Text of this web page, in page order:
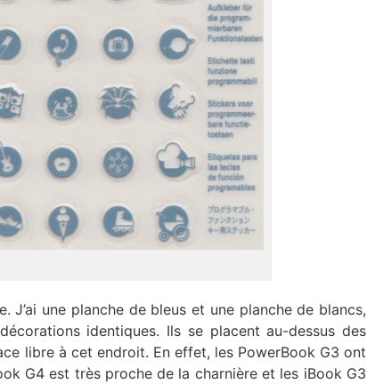
J’ai une planche de bleus et une planche de blancs,
identiques. Ils se placent au-dessus des
libre à cet endroit. En effet, les PowerBook G3 ont
G4 est très proche de la charnière et les iBook G3